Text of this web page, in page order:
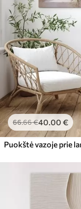
66.66€40.00 €
Puokštė vazoje prie